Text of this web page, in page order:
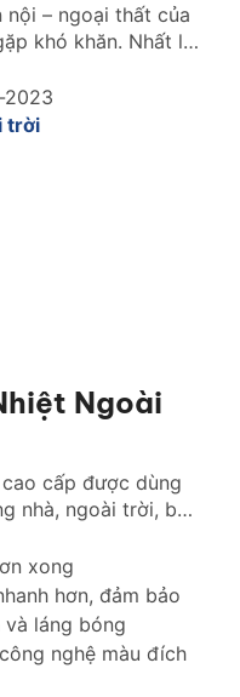
– ngoại thất của
khó khăn. Nhất là
giá sơn nước
lượng chưa? Tìm
Ngoài
cấp được dùng
nhà, ngoài trời, bồn
biển báo giao
loại thường xuyên
như ánh nắng mặt
xong
hơn, đảm bảo
láng bóng
nghệ màu đích